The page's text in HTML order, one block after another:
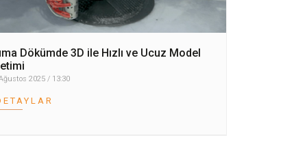
Dökümde 3D ile Hızlı ve Ucuz Model
2025 / 13:30